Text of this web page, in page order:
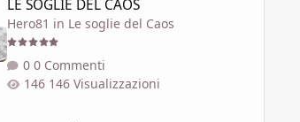
LE SOGLIE DEL CAOS
Hero81 in Le soglie del Caos
0 Commenti
146 Visualizzazioni